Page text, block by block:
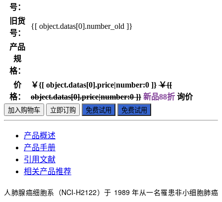
号：
旧货
号：
{[ object.datas[0].number_old ]}
产品
规
格：
价
格：
￥{[ object.datas[0].price|number:0 ]} ￥{[
object.datas[0].price|number:0 ]} 新品88折 询价
加入购物车 立即订购 免费试用 免费试用
产品概述
产品手册
引用文献
相关产品推荐
人肺腺癌细胞系（NCI-H2122）于 1989 年从一名罹患非小细胞肺癌